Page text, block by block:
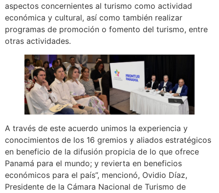
aspectos concernientes al turismo como actividad
económica y cultural, así como también realizar
programas de promoción o fomento del turismo, entre
otras actividades.
A través de este acuerdo unimos la experiencia y
conocimientos de los 16 gremios y aliados estratégicos
en beneficio de la difusión propicia de lo que ofrece
Panamá para el mundo; y revierta en beneficios
económicos para el país”, mencionó, Ovidio Díaz,
Presidente de la Cámara Nacional de Turismo de